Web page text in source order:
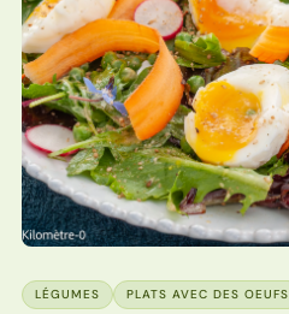
LÉGUMES PLATS AVEC DES OEUFS